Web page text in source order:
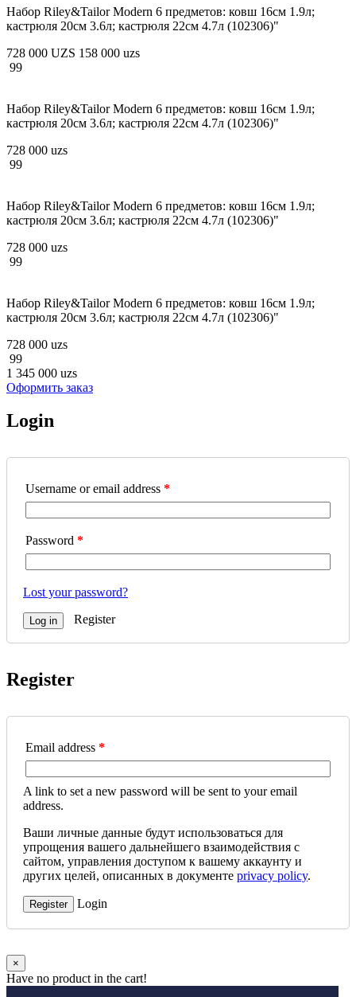
Набор Riley&Tailor Modern 6 предметов: ковш 16см 1.9л;
кастрюля 20см 3.6л; кастрюля 22см 4.7л (102306)"
728 000 UZS 158 000 uzs
99
Набор Riley&Tailor Modern 6 предметов: ковш 16см 1.9л;
кастрюля 20см 3.6л; кастрюля 22см 4.7л (102306)"
728 000 uzs
99
Набор Riley&Tailor Modern 6 предметов: ковш 16см 1.9л;
кастрюля 20см 3.6л; кастрюля 22см 4.7л (102306)"
728 000 uzs
99
Набор Riley&Tailor Modern 6 предметов: ковш 16см 1.9л;
кастрюля 20см 3.6л; кастрюля 22см 4.7л (102306)"
728 000 uzs
99
1 345 000 uzs
Оформить заказ
Login
Username or email address *
Password *
Lost your password?
Log in Register
Register
Email address *
A link to set a new password will be sent to your email
address.
Ваши личные данные будут использоваться для
упрощения вашего дальнейшего взаимодействия с
сайтом, управления доступом к вашему аккаунту и
других целей, описанных в документе privacy policy.
Register Login
×
Have no product in the cart!